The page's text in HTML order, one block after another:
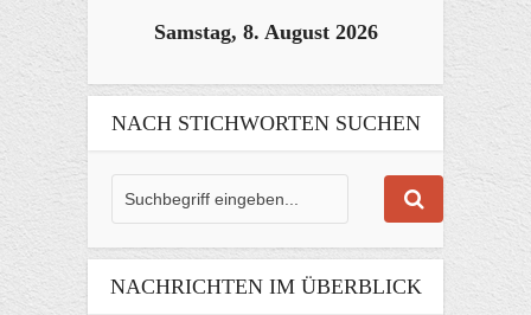
Samstag, 8. August 2026
NACH STICHWORTEN SUCHEN
NACHRICHTEN IM ÜBERBLICK